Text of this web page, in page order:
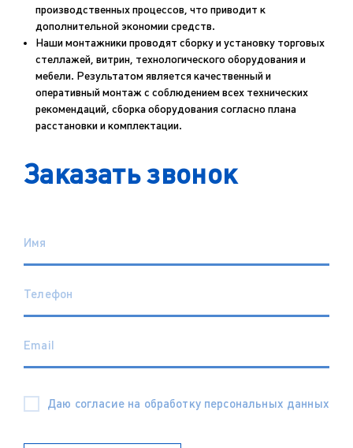
производственных процессов, что приводит к
дополнительной экономии средств.
Наши монтажники проводят сборку и установку торговых
стеллажей, витрин, технологического оборудования и
мебели. Результатом является качественный и
оперативный монтаж с соблюдением всех технических
рекомендаций, сборка оборудования согласно плана
расстановки и комплектации.
Заказать звонок
Даю согласие на обработку персональных данных